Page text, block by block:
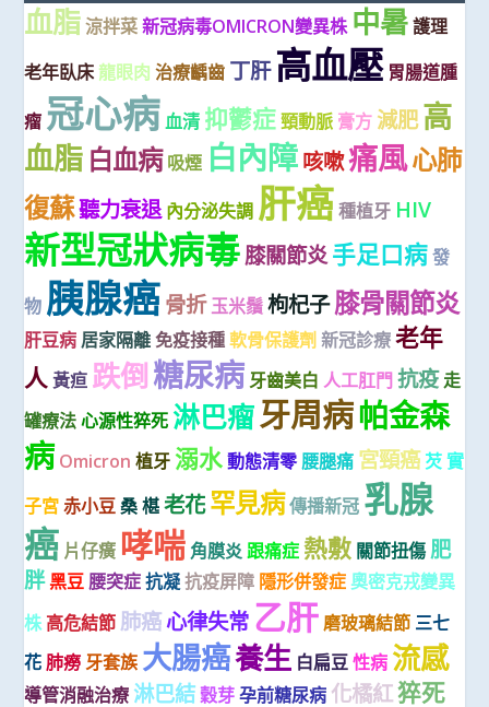
血脂 涼拌菜 新冠病毒OMICRON變異株 中暑 護理
老年臥床 龍眼肉 治療齲齒 丁肝 高血壓 胃腸道腫
瘤 冠心病 血清 抑鬱症 頸動脈 膏方 減肥高
血脂 白血病 吸煙 白內障咳嗽痛風心肺
復蘇聽力衰退 內分泌失調 肝癌 種植牙 HIV
新型冠狀病毒膝關節炎手足口病 發
物 胰腺癌骨折 玉米鬚 枸杞子膝骨關節炎
肝豆病 居家隔離 免疫接種 軟骨保護劑 新冠診療 老年
人 黃疸 跌倒糖尿病 牙齒美白 人工肛門 抗疫 走
罐療法 心源性猝死 淋巴瘤牙周病帕金森
病 Omicron 植牙 溺水 動態清零腰腿痛 宮頸癌 芡 實
子宮 赤小豆 桑 椹 老花罕見病傳播新冠 乳腺
癌 片仔癀 哮喘 角膜炎 跟痛症 熱敷 關節扭傷 肥
胖黑豆 腰突症 抗凝 抗疫屏障 隱形併發症 奧密克戎變異
株 高危結節 肺癌心律失常 乙肝 磨玻璃結節 三七
花 肺癆 牙套族 大腸癌養生 白扁豆 性病 流感
導管消融治療 淋巴結 穀芽 孕前糖尿病 化橘紅猝死